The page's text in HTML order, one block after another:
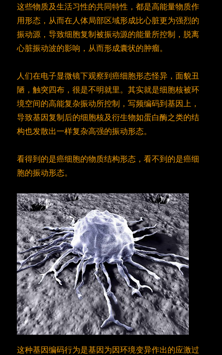
这些物质及生活习性的共同特性，都是高能量物质作
用形态，从而在人体局部区域形成比心脏更为强烈的
振动源，导致细胞复制被振动源的能量所控制，脱离
心脏振动波的影响，从而形成囊状的肿瘤。
人们在电子显微镜下观察到癌细胞形态怪异，面貌丑
陋，触突四布，很是不明就里。其实就是细胞核被环
境空间的高能复杂振动所控制，写频编码到基因上，
导致基因复制后的细胞核及衍生物如蛋白酶之类的结
构也发散出一样复杂高强的振动形态。
看得到的是癌细胞的物质结构形态，看不到的是癌细
胞的振动形态。
这种基因编码行为是基因为因环境变异作出的应激过